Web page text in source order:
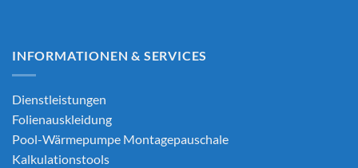
INFORMATIONEN & SERVICES
Dienstleistungen
Folienauskleidung
Pool-Wärmepumpe Montagepauschale
Kalkulationstools